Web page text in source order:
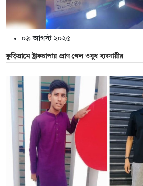
০৯ আগস্ট ২০২৫
কুড়িগ্রামে ট্রাকচাপায় প্রাণ গেল ওষুধ ব্যবসায়ীর